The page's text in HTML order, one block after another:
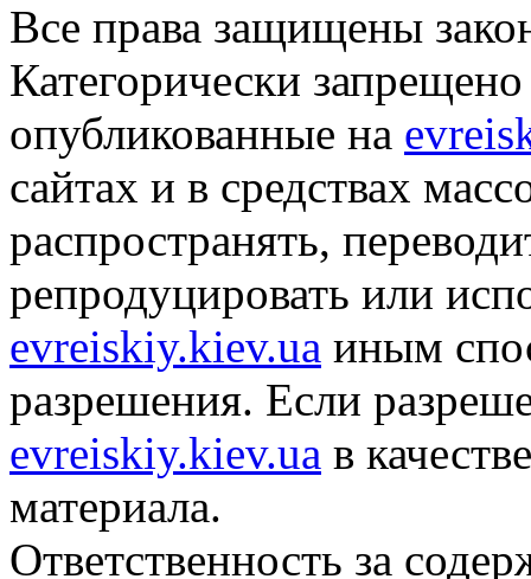
Все права защищены
Категорически
опубликованные на
сайтах и в средствах
распространять,
репродуцировать или
evreiskiy.kiev.ua иным
разрешения. Если
evreiskiy.kiev.ua в
материала.
Ответственность за